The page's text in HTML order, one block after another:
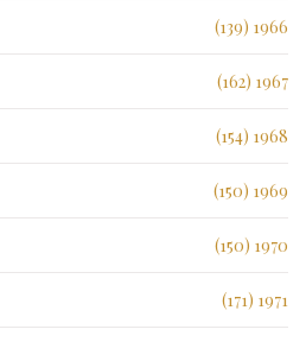
1966 (139)
1967 (162)
1968 (154)
1969 (150)
1970 (150)
1971 (171)